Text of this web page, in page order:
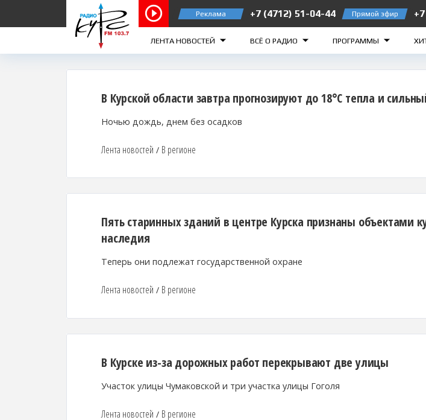
Реклама +7 (4712) 51-04-44 Прямой эфир
ЛЕНТА НОВОСТЕЙ ВСЁ О РАДИО ПРОГРАММЫ
Курск 103.7 FM Железногорск 105.2 FM
В Курской области завтра прогнозируют до 18°С тепла и
Ночью дождь, днем без осадков
Лента новостей / В регионе
Пять старинных зданий в центре Курска признаны объектами
наследия
Теперь они подлежат государственной охране
Лента новостей / В регионе
В Курске из-за дорожных работ перекрывают две улицы
Участок улицы Чумаковской и три участка улицы Гоголя
Лента новостей / В регионе